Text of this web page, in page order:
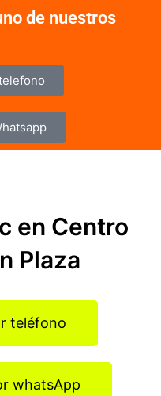
de nuestros
en Centro
Plaza
teléfono
whatsApp